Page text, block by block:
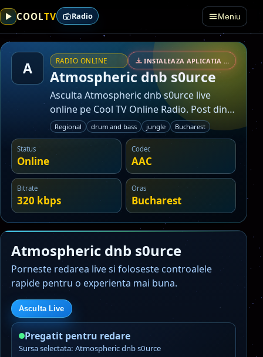
COOLTV Radio Meniu
A RADIO ONLINE INSTALEAZA APLICATIA • SECURIZAT
Atmospheric dnb s0urce
Asculta Atmospheric dnb s0urce live
online pe Cool TV Online Radio. Post din
categoria radio regional. Emisie asociata
cu zona Bucharest.
Regional drum and bass jungle Bucharest
Status
Online
Codec
AAC
Bitrate
320 kbps
Oras
Bucharest
Atmospheric dnb s0urce
Porneste redarea live si foloseste controalele
rapide pentru o experienta mai buna.
Asculta Live
Pregatit pentru redare
Sursa selectata: Atmospheric dnb s0urce